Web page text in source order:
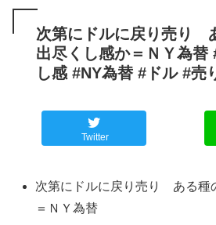
次第にドルに戻り売り
出尽くし感か＝ＮＹ為替
し感 #NY為替 #ドル #売
Twitter
次第にドルに戻り売り ある種
＝ＮＹ為替